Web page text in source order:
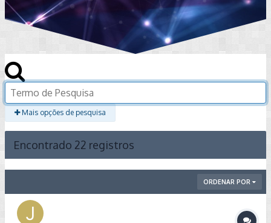
Mais opções de pesquisa
Encontrado 22 registros
ORDENAR POR